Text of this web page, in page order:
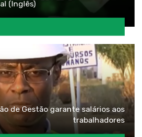
(Inglês)
de Gestão garante salários aos
trabalhadores